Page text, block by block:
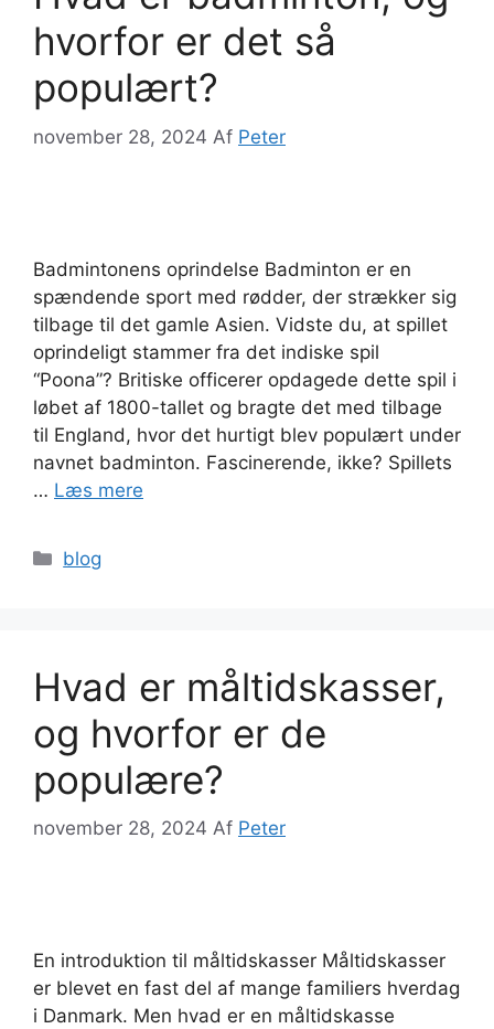
hvorfor er det så
populært?
november 28, 2024 Af Peter
Badmintonens oprindelse Badminton er en
spændende sport med rødder, der strækker sig
tilbage til det gamle Asien. Vidste du, at spillet
oprindeligt stammer fra det indiske spil
“Poona”? Britiske officerer opdagede dette spil i
løbet af 1800-tallet og bragte det med tilbage
til England, hvor det hurtigt blev populært under
navnet badminton. Fascinerende, ikke? Spillets
… Læs mere
Kategorier
blog
Hvad er måltidskasser,
og hvorfor er de
populære?
november 28, 2024 Af Peter
En introduktion til måltidskasser Måltidskasser
er blevet en fast del af mange familiers hverdag
i Danmark. Men hvad er en måltidskasse